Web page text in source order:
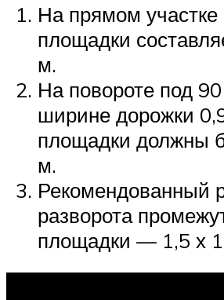
На прямом участке
площадки
м.
На повороте под
ширине дорожки
площадки должны
м.
Рекомендованный
разворота
площадки — 1,5 х